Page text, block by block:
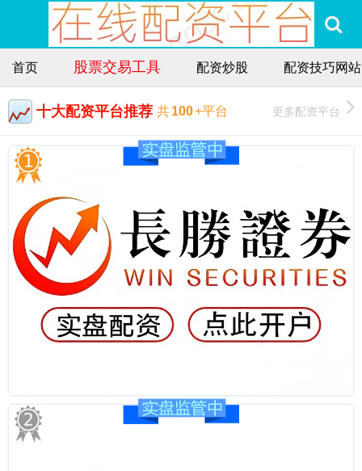
首页 股票交易工具 配资炒股 配资技巧网站
十大配资平台推荐 共100+平台 更多配资平台